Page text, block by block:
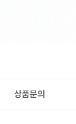
상품문의